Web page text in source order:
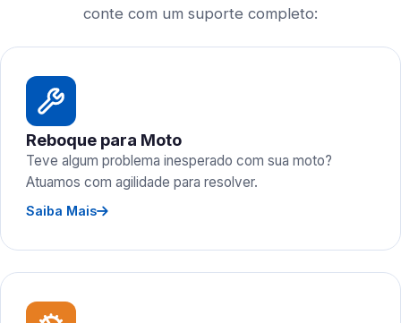
conte com um suporte completo:
Reboque para Moto
Teve algum problema inesperado com sua moto?
Atuamos com agilidade para resolver.
Saiba Mais